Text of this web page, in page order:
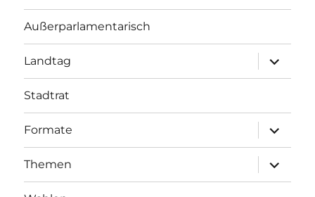
Außerparlamentarisch
Landtag
öffnen
Stadtrat
Formate
öffnen
Themen
öffnen